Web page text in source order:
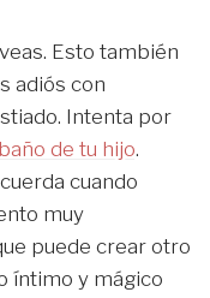
Esto también
adiós con
Intenta por
baño de tu hijo.
cuando
muy
puede crear otro
íntimo y mágico